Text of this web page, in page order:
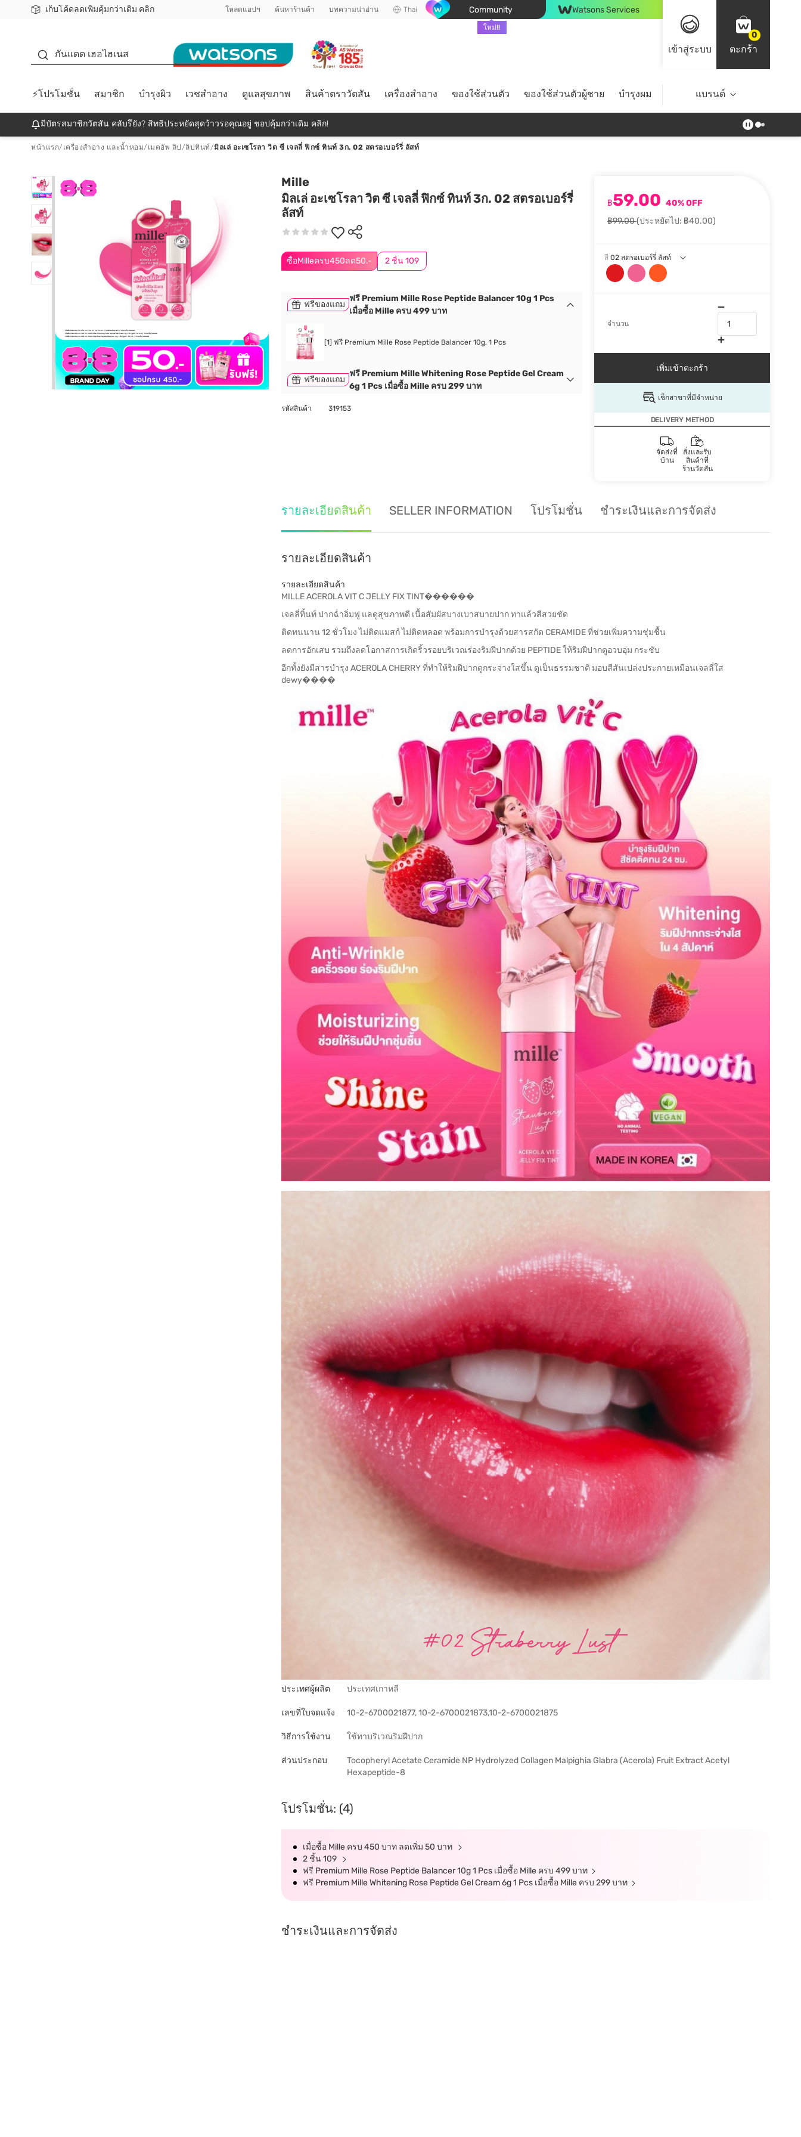
เก็บโค้ดลดเพิ่มคุ้มกว่าเดิม คลิก
ชอปออนไลน์ครั้งแรก ลดเพิ่มจุก ๆ 10%! 🎉
📦ส่งฟรี! เมื่อชอป 499฿
สมาชิกวัตสัน คลับดียังไง? โหลดแอปฯ ค้นหาร้านค้า บทความน่าอ่าน Thai Community
ใหม่!!
Watsons Services
เข้าสู่ระบบ
0
ตะกร้า
กันแดด เฮอไฮเนส
⚡โปรโมชั่น สมาชิก บำรุงผิว เวชสำอาง ดูแลสุขภาพ สินค้าตราวัตสัน เครื่องสำอาง ของใช้ส่วนตัว ของใช้ส่วนตัวผู้ชาย บำรุงผม ไลฟ์สไตล์ Top Brands
แบรนด์
มีบัตรสมาชิกวัตสัน คลับรึยัง? สิทธิประหยัดสุดว้าวรอคุณอยู่ ชอปคุ้มกว่าเดิม คลิก!
หน้าแรก/ เครื่องสำอาง และน้ำหอม/ เมคอัพ ลิป /ลิปทินท์/มิลเล่ อะเซโรลา วิต ซี เจลลี่ ฟิกซ์ ทินท์ 3ก. 02 สตรอเบอร์รี่ ลัสท์
Mille
มิลเล่ อะเซโรลา วิต ซี เจลลี่ ฟิกซ์ ทินท์ 3ก. 02 สตรอเบอร์รี่
ลัสท์
ซื้อMilleครบ450ลด50.- 2 ชิ้น 109
฿59.00 40% OFF
฿99.00(ประหยัดไป: ฿40.00)
สี 02 สตรอเบอร์รี่ ลัสท์
จำนวน
เพิ่มเข้าตะกร้า
เช็กสาขาที่มีจำหน่าย
DELIVERY METHOD
จัดส่งที่
บ้าน
สั่งและรับ
สินค้าที่
ร้านวัตสัน
ฟรีของแถม
ฟรี Premium Mille Rose Peptide Balancer 10g 1 Pcs
เมื่อซื้อ Mille ครบ 499 บาท
[1] ฟรี Premium Mille Rose Peptide Balancer 10g. 1 Pcs
ฟรีของแถม
ฟรี Premium Mille Whitening Rose Peptide Gel Cream
6g 1 Pcs เมื่อซื้อ Mille ครบ 299 บาท
รหัสสินค้า 319153
รายละเอียดสินค้า SELLER INFORMATION โปรโมชั่น ชำระเงินและการจัดส่ง
รายละเอียดสินค้า
รายละเอียดสินค้า
MILLE ACEROLA VIT C JELLY FIX TINT������
เจลลี่ทิ้นท์ ปากฉ่ำอิ่มฟู แลดูสุขภาพดี เนื้อสัมผัสบางเบาสบายปาก ทาแล้วสีสวยชัด
ติดทนนาน 12 ชั่วโมง ไม่ติดแมสก์ ไม่ติดหลอด พร้อมการบำรุงด้วยสารสกัด CERAMIDE ที่ช่วยเพิ่มความชุ่มชื้น
ลดการอักเสบ รวมถึงลดโอกาสการเกิดริ้วรอยบริเวณร่องริมฝีปากด้วย PEPTIDE ให้ริมฝีปากดูอวบอุ่ม กระชับ
อีกทั้งยังมีสารบำรุง ACEROLA CHERRY ที่ทำให้ริมฝีปากดูกระจ่างใสขึ้น ดูเป็นธรรมชาติ มอบสีสันเปล่งประกายเหมือนเจลลี่ใส
dewy����
ประเทศผู้ผลิต ประเทศเกาหลี
เลขที่ใบจดแจ้ง 10-2-6700021877, 10-2-6700021873,10-2-6700021875
วิธีการใช้งาน ใช้ทาบริเวณริมฝีปาก
ส่วนประกอบ
Tocopheryl Acetate Ceramide NP Hydrolyzed Collagen Malpighia Glabra (Acerola) Fruit Extract Acetyl
Hexapeptide-8
โปรโมชั่น: (4)
เมื่อซื้อ Mille ครบ 450 บาท ลดเพิ่ม 50 บาท
2 ชิ้น 109
ฟรี Premium Mille Rose Peptide Balancer 10g 1 Pcs เมื่อซื้อ Mille ครบ 499 บาท
ฟรี Premium Mille Whitening Rose Peptide Gel Cream 6g 1 Pcs เมื่อซื้อ Mille ครบ 299 บาท
ชำระเงินและการจัดส่ง